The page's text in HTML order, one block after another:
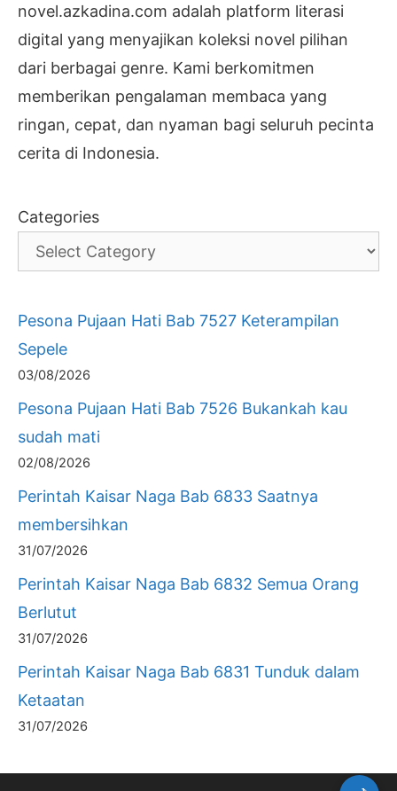
novel.azkadina.com adalah platform literasi
digital yang menyajikan koleksi novel pilihan
dari berbagai genre. Kami berkomitmen
memberikan pengalaman membaca yang
ringan, cepat, dan nyaman bagi seluruh pecinta
cerita di Indonesia.
Categories
Pesona Pujaan Hati Bab 7527 Keterampilan
Sepele
03/08/2026
Pesona Pujaan Hati Bab 7526 Bukankah kau
sudah mati
02/08/2026
Perintah Kaisar Naga Bab 6833 Saatnya
membersihkan
31/07/2026
Perintah Kaisar Naga Bab 6832 Semua Orang
Berlutut
31/07/2026
Perintah Kaisar Naga Bab 6831 Tunduk dalam
Ketaatan
31/07/2026